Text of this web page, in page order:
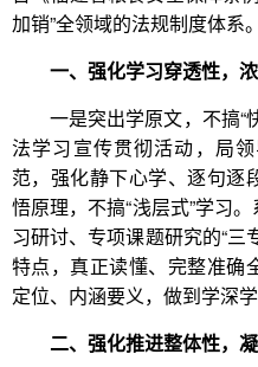
加销”全领域的法规制度体系。
一、强化学习穿透性，
一是突出学原文，不搞“
法学习宣传贯彻活动，局
范，强化静下心学、逐句逐
悟原理，不搞“浅层式”学习
习研讨、专项课题研究的“三
特点，真正读懂、完整准确
定位、内涵要义，做到学深
二、强化推进整体性，